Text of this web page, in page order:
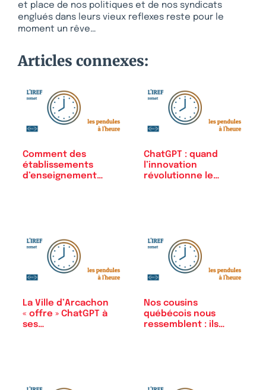
et place de nos politiques et de nos syndicats
englués dans leurs vieux reflexes reste pour le
moment un rêve…
Articles connexes:
Comment des
établissements
d’enseignement
ChatGPT : quand
l’innovation
révolutionne le
La Ville d’Arcachon
« offre » ChatGPT à
ses…
Nos cousins
québécois nous
ressemblent : ils